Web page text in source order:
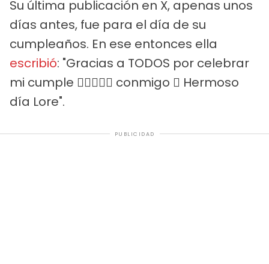
Su última publicación en X, apenas unos
días antes, fue para el día de su
cumpleaños. En ese entonces ella
escribió: "Gracias a TODOS por celebrar
mi cumple  conmigo  Hermoso
día Lore".
PUBLICIDAD